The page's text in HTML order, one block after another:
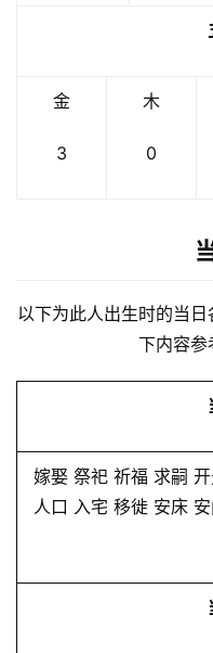
金
3
木
0
以下为此人出生时的当
下内容参
嫁娶 祭祀 祈福 求嗣
人口 入宅 移徙 安床